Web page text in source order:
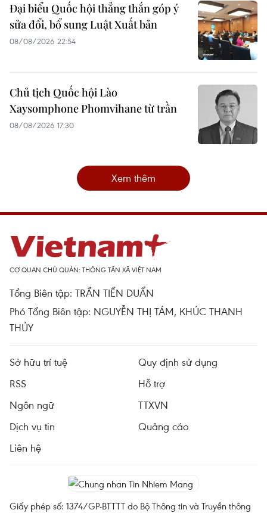
Đại biểu Quốc hội thẳng thắn góp ý
sửa đổi, bổ sung Luật Xuất bản
08/08/2026 22:54
Chủ tịch Quốc hội Lào
Xaysomphone Phomvihane từ trần
08/08/2026 17:30
Xem thêm
CƠ QUAN CHỦ QUẢN: THÔNG TẤN XÃ VIỆT NAM
Tổng Biên tập: TRẦN TIẾN DUẨN
Phó Tổng Biên tập: NGUYỄN THỊ TÁM, KHÚC THANH
THỦY
Sở hữu trí tuệ
Quy định sử dụng
RSS
Hỗ trợ
Ngôn ngữ
TTXVN
Dịch vụ tin
Quảng cáo
Liên hệ
Giấy phép số: 1374/GP-BTTTT do Bộ Thông tin và Truyền thông